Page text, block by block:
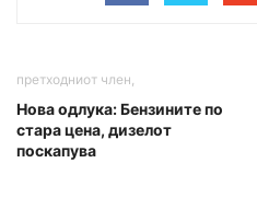
претходниот член,
Нова одлука: Бензините по
стара цена, дизелот
поскапува